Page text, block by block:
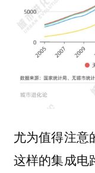
尤为值得注意
这样的集成电